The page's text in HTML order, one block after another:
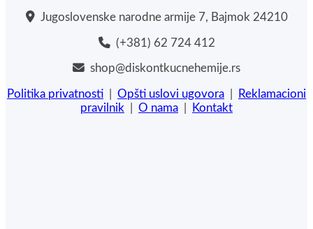
Jugoslovenske narodne armije 7, Bajmok 24210
(+381) 62 724 412
shop@diskontkucnehemije.rs
Politika privatnosti Opšti uslovi ugovora
Reklamacioni
pravilnik
O nama Kontakt